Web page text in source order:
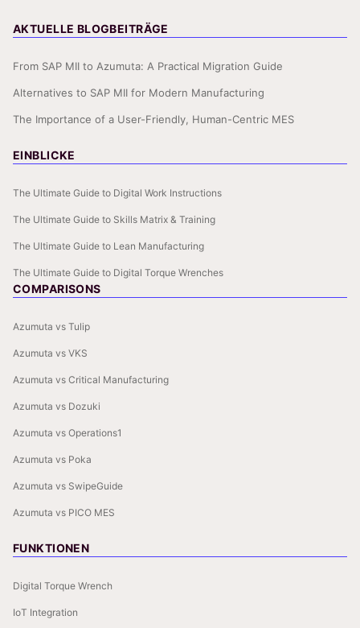
AKTUELLE BLOGBEITRÄGE
From SAP MII to Azumuta: A Practical Migration Guide
Alternatives to SAP MII for Modern Manufacturing
The Importance of a User-Friendly, Human-Centric MES
EINBLICKE
The Ultimate Guide to Digital Work Instructions
The Ultimate Guide to Skills Matrix & Training
The Ultimate Guide to Lean Manufacturing
The Ultimate Guide to Digital Torque Wrenches
COMPARISONS
Azumuta vs Tulip
Azumuta vs VKS
Azumuta vs Critical Manufacturing
Azumuta vs Dozuki
Azumuta vs Operations1
Azumuta vs Poka
Azumuta vs SwipeGuide
Azumuta vs PICO MES
FUNKTIONEN
Digital Torque Wrench
IoT Integration